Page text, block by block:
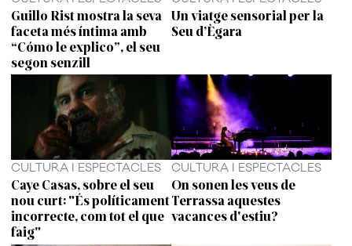
Guillo Rist mostra la seva
faceta més íntima amb
“Cómo le explico”, el seu
segon senzill
Un viatge sensorial per la
Seu d’Ègara
CULTURA I ESPECTACLES
Caye Casas, sobre el seu
nou curt: "És políticament
incorrecte, com tot el que
faig"
CULTURA I ESPECTACLES
On sonen les veus de
Terrassa aquestes
vacances d'estiu?